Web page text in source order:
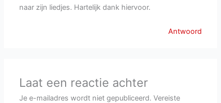
naar zijn liedjes. Hartelijk dank hiervoor.
Antwoord
Laat een reactie achter
Je e-mailadres wordt niet gepubliceerd. Vereiste